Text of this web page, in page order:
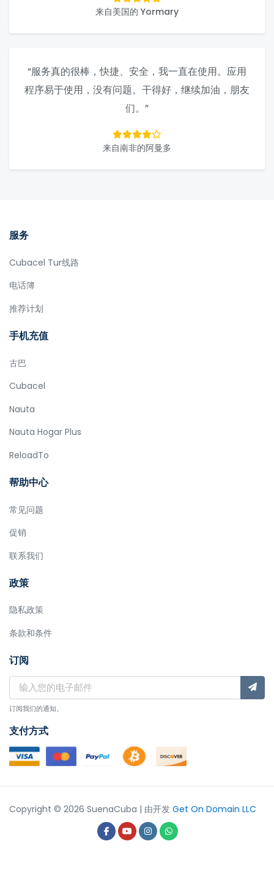
来自美国的 Yormary
“服务真的很棒，快捷、安全，我一直在使用。应用
程序易于使用，没有问题。干得好，继续加油，朋友
们。”
来自南非的阿曼多
服务
Cubacel Tur线路
电话簿
推荐计划
手机充值
古巴
Cubacel
Nauta
Nauta Hogar Plus
ReloadTo
帮助中心
常见问题
促销
联系我们
政策
隐私政策
条款和条件
订阅
订阅我们的通知。
支付方式
Copyright © 2026 SuenaCuba | 由开发 Get On Domain LLC